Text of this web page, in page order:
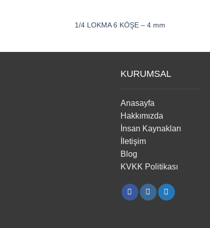
1/4 LOKMA 6 KÖŞE – 4 mm
KURUMSAL
Anasayfa
Hakkımızda
İnsan Kaynakları
İletişim
Blog
KVKK Politikası